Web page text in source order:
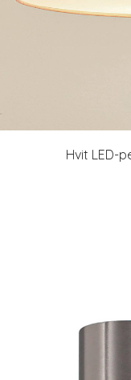
Hvit LED-